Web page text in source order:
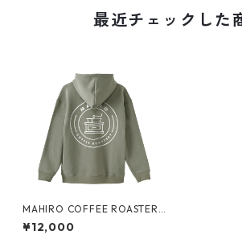
最近チェックした
MAHIRO COFFEE ROASTERY
裏起毛Bigパーカー
¥12,000